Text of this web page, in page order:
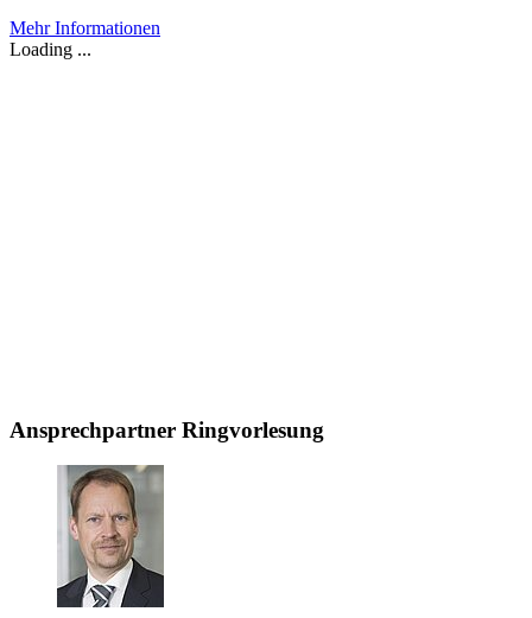
Mehr Informationen
Loading ...
Ansprechpartner Ringvorlesung